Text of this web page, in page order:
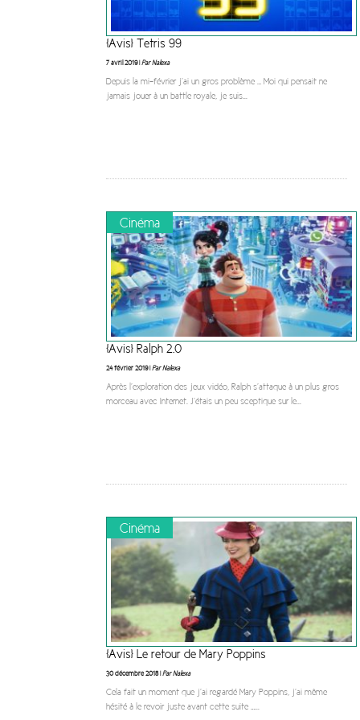
[Avis] Tetris 99
7 avril 2019 |Par Nalexa
Depuis la mi-février j’ai un gros problème … Moi qui pensait ne
jamais jouer à un battle royale, je suis...
Cinéma
[Avis] Ralph 2.0
24 février 2019 |Par Nalexa
Après l’exploration des jeux vidéo, Ralph s’attaque à un plus gros
morceau avec Internet. J’étais un peu sceptique sur le...
Cinéma
[Avis] Le retour de Mary Poppins
30 décembre 2018 |Par Nalexa
Cela fait un moment que j’ai regardé Mary Poppins, j’ai même
hésité à le revoir juste avant cette suite …...